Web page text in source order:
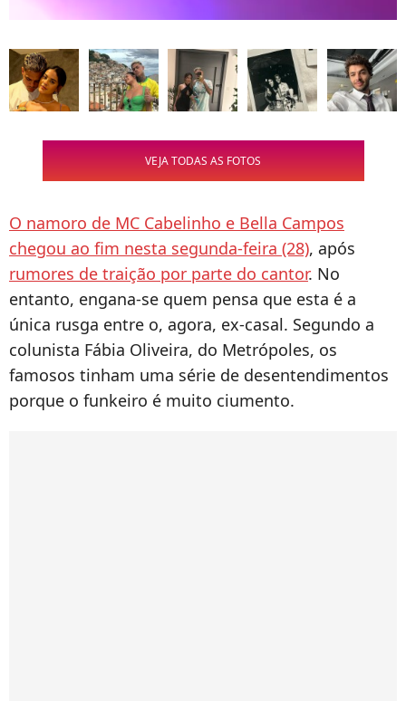
VEJA TODAS AS FOTOS
O namoro de MC Cabelinho e Bella Campos
chegou ao fim nesta segunda-feira (28), após
rumores de traição por parte do cantor. No
entanto, engana-se quem pensa que esta é a
única rusga entre o, agora, ex-casal. Segundo a
colunista Fábia Oliveira, do Metrópoles, os
famosos tinham uma série de desentendimentos
porque o funkeiro é muito ciumento.